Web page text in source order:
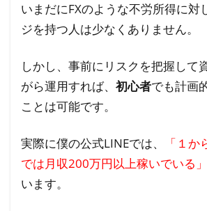
いまだにFXのような不労所得に対
ジを持つ人は少なくありません。
しかし、事前にリスクを把握して
がら運用すれば、 初心者でも計画
ことは可能です。
実際に僕の公式LINEでは、
「１
では月収200万円以上稼いでいる」
います。